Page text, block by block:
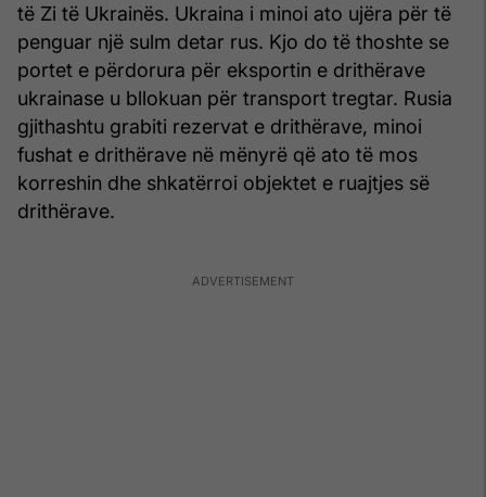
të Zi të Ukrainës. Ukraina i minoi ato ujëra për të
penguar një sulm detar rus. Kjo do të thoshte se
portet e përdorura për eksportin e drithërave
ukrainase u bllokuan për transport tregtar. Rusia
gjithashtu grabiti rezervat e drithërave, minoi
fushat e drithërave në mënyrë që ato të mos
korreshin dhe shkatërroi objektet e ruajtjes së
drithërave.